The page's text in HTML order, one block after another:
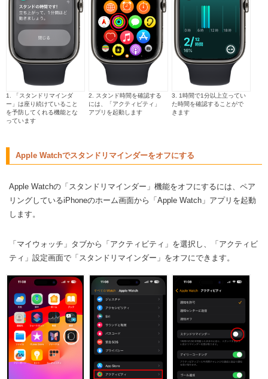
1. 「スタンドリマインダ
ー」は座り続けていること
を予防してくれる機能とな
っています
2. スタンド時間を確認する
には、「アクティビティ」
アプリを起動します
3. 1時間で1分以上立ってい
た時間を確認することがで
きます
Apple Watchでスタンドリマインダーをオフにする
Apple Watchの「スタンドリマインダー」機能をオフにするには、ペア
リングしているiPhoneのホーム画面から「Apple Watch」アプリを起動
します。
「マイウォッチ」タブから「アクティビティ」を選択し、「アクティビ
ティ」設定画面で「スタンドリマインダー」をオフにできます。